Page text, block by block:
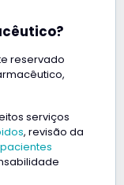
reservado
serviços
, revisão da
pacientes